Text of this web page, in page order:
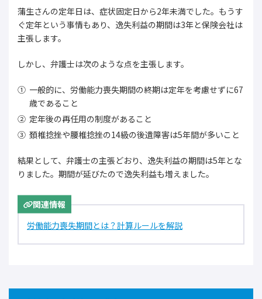
蒲生さんの定年日は、症状固定日から2年未満でした。もうす
ぐ定年という事情もあり、逸失利益の期間は3年と保険会社は
主張します。
しかし、弁護士は次のような点を主張します。
一般的に、労働能力喪失期間の終期は定年を考慮せずに67
歳であること
定年後の再任用の制度があること
頚椎捻挫や腰椎捻挫の14級の後遺障害は5年間が多いこと
結果として、弁護士の主張どおり、逸失利益の期間は5年とな
りました。期間が延びたので逸失利益も増えました。
関連情報
労働能力喪失期間とは？計算ルールを解説